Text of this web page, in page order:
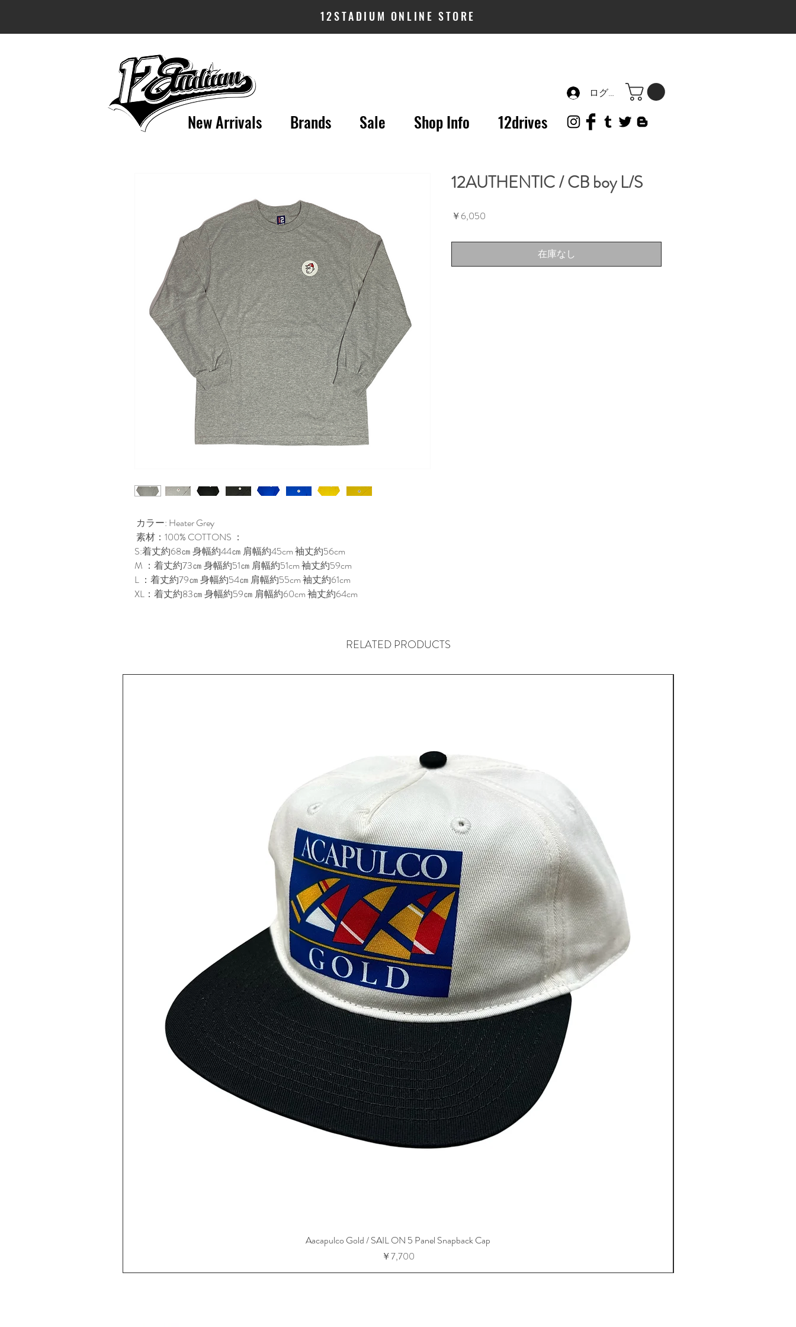
12STADIUM ONLINE STORE
ログイン
New Arrivals Brands Sale Shop Info 12drives
カラー: Heater Grey
素材：100% COTTONS ：
S:着丈約68㎝ 身幅約44㎝ 肩幅約45cm 袖丈約56cm
M ：着丈約73㎝ 身幅約51㎝ 肩幅約51cm 袖丈約59cm
L ：着丈約79㎝ 身幅約54㎝ 肩幅約55cm 袖丈約61cm
XL：着丈約83㎝ 身幅約59㎝ 肩幅約60cm 袖丈約64cm
12AUTHENTIC / CB boy L/S
￥6,050
在庫なし
RELATED PRODUCTS
Aacapulco Gold / SAIL ON 5 Panel Snapback Cap
価格
￥7,700